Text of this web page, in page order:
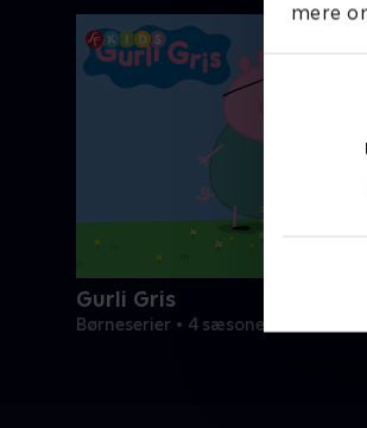
mere
Gurli Gris
Børneserier • 4 sæsoner